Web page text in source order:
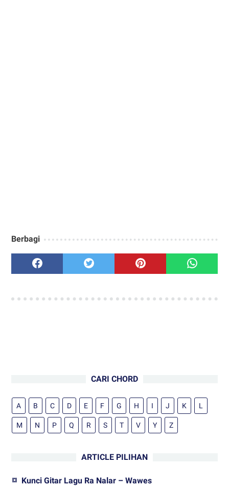
Berbagi
CARI CHORD
A B C D E F G H I J K L
M N P Q R S T V Y Z
ARTICLE PILIHAN
Kunci Gitar Lagu Ra Nalar – Wawes